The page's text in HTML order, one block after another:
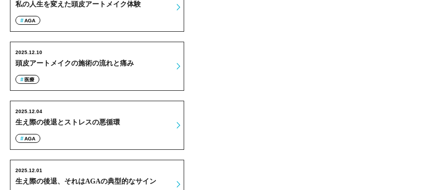
私の人生を変えた頭皮アートメイク体験
AGA
頭皮アートメイクの施術の流れと痛み
2025.12.10
医療
生え際の後退とストレスの悪循環
2025.12.04
AGA
生え際の後退、それはAGAの典型的なサイン
2025.12.01